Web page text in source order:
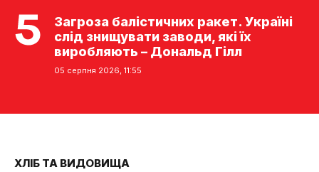
Загроза балістичних ракет. Україні
слід знищувати заводи, які їх
виробляють – Дональд Гілл
05 серпня 2026, 11:55
ХЛІБ ТА ВИДОВИЩА